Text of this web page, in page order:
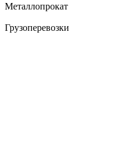
Металлопрокат
Грузоперевозки